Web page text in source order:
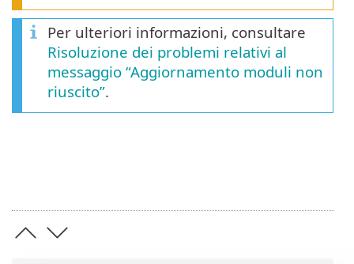
Per ulteriori informazioni, consultare
Risoluzione dei problemi relativi al
messaggio “Aggiornamento moduli non
riuscito”.